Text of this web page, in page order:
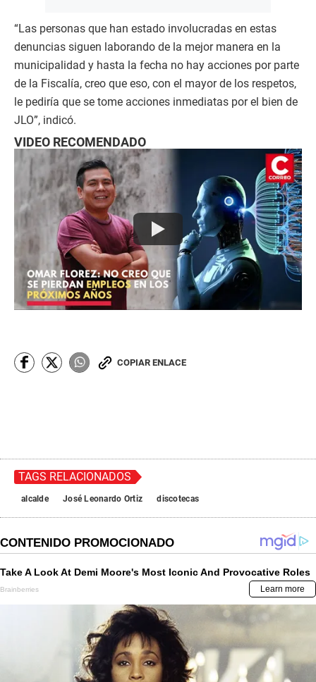
“Las personas que han estado involucradas en estas
denuncias siguen laborando de la mejor manera en la
municipalidad y hasta la fecha no hay acciones por parte
de la Fiscalía, creo que eso, con el mayor de los respetos,
le pediría que se tome acciones inmediatas por el bien de
JLO”, indicó.
VIDEO RECOMENDADO
COPIAR ENLACE
TAGS RELACIONADOS
alcalde José Leonardo Ortiz discotecas